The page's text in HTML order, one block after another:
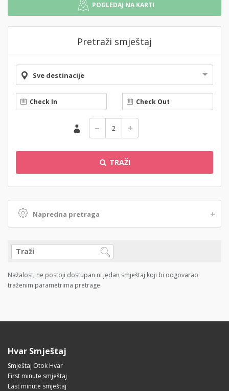
POGLEDAJ NA KARTI
Pretraži smještaj
Sve destinacije
TRAŽI
Napredna pretraga
Nažalost, ne postoji dostupan ni jedan smještaj koji bi odgovarao
traženim parametrima pretrage.
Hvar Smještaj
Smještaj Otok Hvar
First minute smještaj
Last minute smještaj